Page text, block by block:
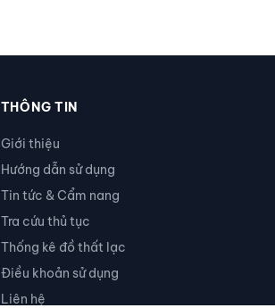
THÔNG TIN
Giới thiệu
Hướng dẫn sử dụng
Tin tức & Cẩm nang
Tra cứu thủ tục
Thống kê đồ thất lạc
Điều khoản sử dụng
Liên hệ